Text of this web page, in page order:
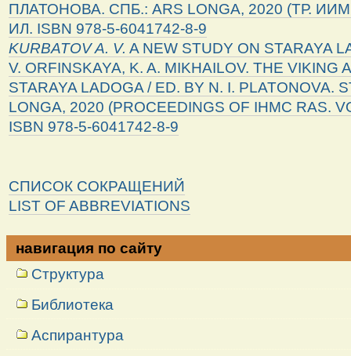
ПЛАТОНОВА. СПБ.: ARS LONGA, 2020 (ТР.
ИЛ. ISBN 978-5-6041742-8-9
KURBATOV A. V. A NEW STUDY ON STARAYA
V. ORFINSKAYA, K. A. MIKHAILOV. THE VIKING
STARAYA LADOGA / ED. BY N. I. PLATONOVA.
LONGA, 2020 (PROCEEDINGS OF IHMC RAS.
ISBN 978-5-6041742-8-9
СПИСОК СОКРАЩЕНИЙ
LIST OF ABBREVIATIONS
навигация по сайту
Структура
Библиотека
Аспирантура